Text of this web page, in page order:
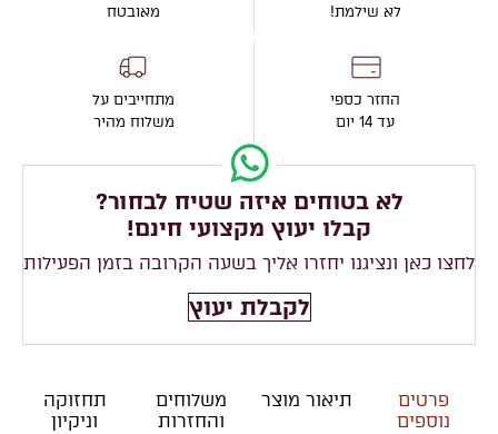
לא שילמת!
החזר כספי
עד 14 יום
מאובטח
מתחייבים על
משלוח מהיר
לא בטוחים איזה שטיח לבחור?
קבלו יעוץ מקצועי חינם!
לחצו כאן ונציגנו יחזרו אליך בשעה הקרובה בזמן הפעילות
לקבלת יעוץ
פרטים
נוספים
תיאור מוצר
משלוחים
והחזרות
תחזוקה
וניקיון